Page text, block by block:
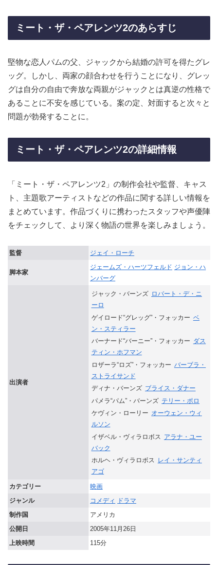
ミート・ザ・ペアレンツ2のあらすじ
堅物な恋人パムの父、ジャックから結婚の許可を得たグレ
ッグ。しかし、両家の顔合わせを行うことになり、グレッ
グは自分の自由で奔放な両親がジャックとは真逆の性格で
あることに不安を感じている。案の定、対面すると次々と
問題が勃発することに。
ミート・ザ・ペアレンツ2の詳細情報
「ミート・ザ・ペアレンツ2」の制作会社や監督、キャス
ト、主題歌アーティストなどの作品に関する詳しい情報を
まとめています。作品づくりに携わったスタッフや声優陣
をチェックして、より深く物語の世界を楽しみましょう。
監督 ジェイ・ローチ
脚本家
ジェームズ・ハーツフェルド ジョン・ハ
ンバーグ
出演者
ジャック・バーンズ ロバート・デ・ニ
ーロ
ゲイロード“グレッグ”・フォッカー ベ
ン・スティラー
バーナード“バーニー”・フォッカー ダス
ティン・ホフマン
ロザーラ“ロズ”・フォッカー バーブラ・
ストライサンド
ディナ・バーンズ ブライス・ダナー
パメラ“パム”・バーンズ テリー・ポロ
ケヴィン・ローリー オーウェン・ウィ
ルソン
イザベル・ヴィラロボス アラナ・ユー
バック
ホルヘ・ヴィラロボス レイ・サンティ
アゴ
カテゴリー
映画
ジャンル
コメディ
ドラマ
制作国
アメリカ
公開日
2005年11月26日
上映時間
115分